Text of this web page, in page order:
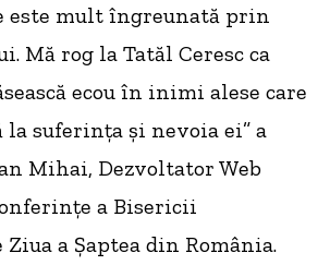
este mult îngreunată prin
Mă rog la Tatăl Ceresc ca
ecou în inimi alese care
la suferința și nevoia ei” a
Mihai, Dezvoltator Web
a Bisericii
a Șaptea din România.